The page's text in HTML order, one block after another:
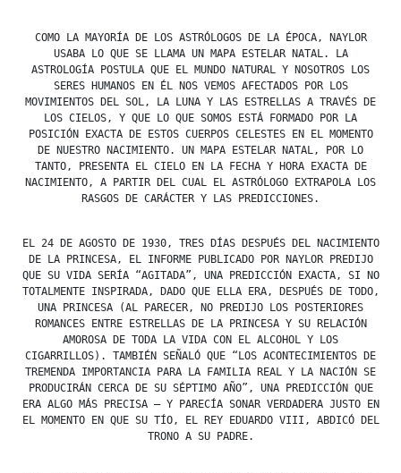
COMO LA MAYORÍA DE LOS ASTRÓLOGOS DE LA ÉPOCA, NAYLOR
USABA LO QUE SE LLAMA UN MAPA ESTELAR NATAL. LA
ASTROLOGÍA POSTULA QUE EL MUNDO NATURAL Y NOSOTROS LOS
SERES HUMANOS EN ÉL NOS VEMOS AFECTADOS POR LOS
MOVIMIENTOS DEL SOL, LA LUNA Y LAS ESTRELLAS A TRAVÉS DE
LOS CIELOS, Y QUE LO QUE SOMOS ESTÁ FORMADO POR LA
POSICIÓN EXACTA DE ESTOS CUERPOS CELESTES EN EL MOMENTO
DE NUESTRO NACIMIENTO. UN MAPA ESTELAR NATAL, POR LO
TANTO, PRESENTA EL CIELO EN LA FECHA Y HORA EXACTA DE
NACIMIENTO, A PARTIR DEL CUAL EL ASTRÓLOGO EXTRAPOLA LOS
RASGOS DE CARÁCTER Y LAS PREDICCIONES.
EL 24 DE AGOSTO DE 1930, TRES DÍAS DESPUÉS DEL NACIMIENTO
DE LA PRINCESA, EL INFORME PUBLICADO POR NAYLOR PREDIJO
QUE SU VIDA SERÍA “AGITADA”, UNA PREDICCIÓN EXACTA, SI NO
TOTALMENTE INSPIRADA, DADO QUE ELLA ERA, DESPUÉS DE TODO,
UNA PRINCESA (AL PARECER, NO PREDIJO LOS POSTERIORES
ROMANCES ENTRE ESTRELLAS DE LA PRINCESA Y SU RELACIÓN
AMOROSA DE TODA LA VIDA CON EL ALCOHOL Y LOS
CIGARRILLOS). TAMBIÉN SEÑALÓ QUE “LOS ACONTECIMIENTOS DE
TREMENDA IMPORTANCIA PARA LA FAMILIA REAL Y LA NACIÓN SE
PRODUCIRÁN CERCA DE SU SÉPTIMO AÑO”, UNA PREDICCIÓN QUE
ERA ALGO MÁS PRECISA – Y PARECÍA SONAR VERDADERA JUSTO EN
EL MOMENTO EN QUE SU TÍO, EL REY EDUARDO VIII, ABDICÓ DEL
TRONO A SU PADRE.